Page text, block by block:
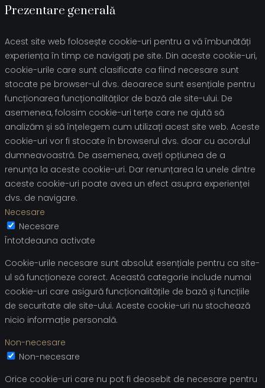
Prezentare generală
Acest site web folosește cookie-uri pentru a vă îmbunătăți
experiența în timp ce navigați pe site. Din aceste cookie-uri,
cookie-urile care sunt clasificate ca fiind necesare sunt
stocate pe browser-ul dvs. deoarece sunt esențiale pentru
funcționarea funcționalităților de bază ale site-ului. De
asemenea, folosim cookie-uri terțe care ne ajută să
analizăm și să înțelegem cum utilizați acest site web. Aceste
cookie-uri vor fi stocate în browserul dvs. doar cu acordul
dumneavoastră. De asemenea, aveți opțiunea de a
renunța la aceste cookie-uri. Dar renunțarea la unele dintre
aceste cookie-uri poate avea un efect asupra experienței
dvs. de navigare.
Necesare
Necesare
Întotdeauna activate
Cookie-urile necesare sunt absolut esențiale pentru ca site-
ul să funcționeze corect. Această categorie include numai
cookie-uri care asigură funcționalitățile de bază și funcțiile
de securitate ale site-ului. Aceste cookie-uri nu stochează
nicio informație personală.
Non-necesare
Non-necesare
Orice cookie-uri care nu pot fi deosebit de necesare pentru